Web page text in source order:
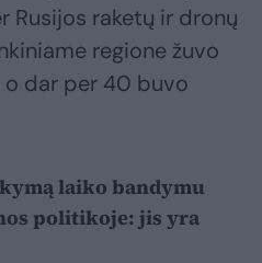
Rusijos raketų ir dronų
regione žuvo
o dar per 40 buvo
laiko bandymu
politikoje: jis yra